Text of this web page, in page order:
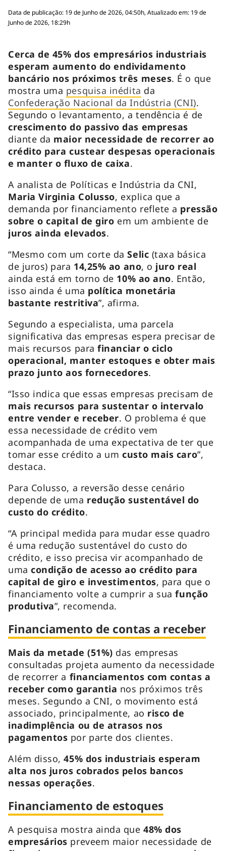
Data de publicação: 19 de Junho de 2026, 04:50h, Atualizado em: 19 de
Junho de 2026, 18:29h
Cerca de 45% dos empresários industriais
esperam aumento do endividamento
bancário nos próximos três meses. É o que
mostra uma pesquisa inédita da
Confederação Nacional da Indústria (CNI).
Segundo o levantamento, a tendência é de
crescimento do passivo das empresas
diante da maior necessidade de recorrer ao
crédito para custear despesas operacionais
e manter o fluxo de caixa.
A analista de Políticas e Indústria da CNI,
Maria Virginia Colusso, explica que a
demanda por financiamento reflete a pressão
sobre o capital de giro em um ambiente de
juros ainda elevados.
“Mesmo com um corte daSelic (taxa básica
de juros) para 14,25% ao ano, o juro real
ainda está em torno de 10% ao ano. Então,
isso ainda é uma política monetária
bastante restritiva”, afirma.
Segundo a especialista, uma parcela
significativa das empresas espera precisar de
mais recursos para financiar o ciclo
operacional, manter estoques e obter mais
prazo junto aos fornecedores.
“Isso indica que essas empresas precisam de
mais recursos para sustentar o intervalo
entre vender e receber. O problema é que
essa necessidade de crédito vem
acompanhada de uma expectativa de ter que
tomar esse crédito a um custo mais caro”,
destaca.
Para Colusso, a reversão desse cenário
depende de uma redução sustentável do
custo do crédito.
“A principal medida para mudar esse quadro
é uma redução sustentável do custo do
crédito, e isso precisa vir acompanhado de
umacondição de acesso ao crédito para
capital de giro e investimentos, para que o
financiamento volte a cumprir a sua função
produtiva”, recomenda.
Financiamento de contas a receber
Mais da metade (51%) das empresas
consultadas projeta aumento da necessidade
de recorrer a financiamentos com contas a
receber como garantia nos próximos três
meses. Segundo a CNI, o movimento está
associado, principalmente, ao risco de
inadimplência ou de atrasos nos
pagamentos por parte dos clientes.
Além disso,45% dos industriais esperam
alta nos juros cobrados pelos bancos
nessas operações.
Financiamento de estoques
A pesquisa mostra ainda que48% dos
empresários preveem maior necessidade de